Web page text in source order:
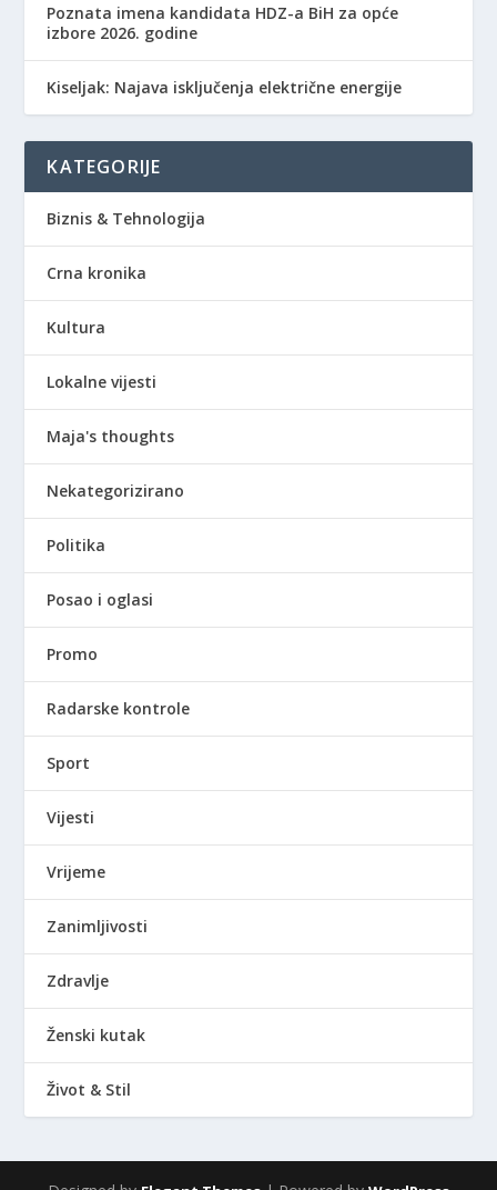
Poznata imena kandidata HDZ-a BiH za opće
izbore 2026. godine
Kiseljak: Najava isključenja električne energije
KATEGORIJE
Biznis & Tehnologija
Crna kronika
Kultura
Lokalne vijesti
Maja's thoughts
Nekategorizirano
Politika
Posao i oglasi
Promo
Radarske kontrole
Sport
Vijesti
Vrijeme
Zanimljivosti
Zdravlje
Ženski kutak
Život & Stil